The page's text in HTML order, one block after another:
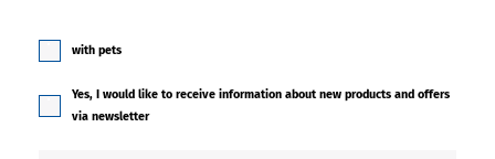
with pets
Yes, I would like to receive information about new products and offers
via newsletter